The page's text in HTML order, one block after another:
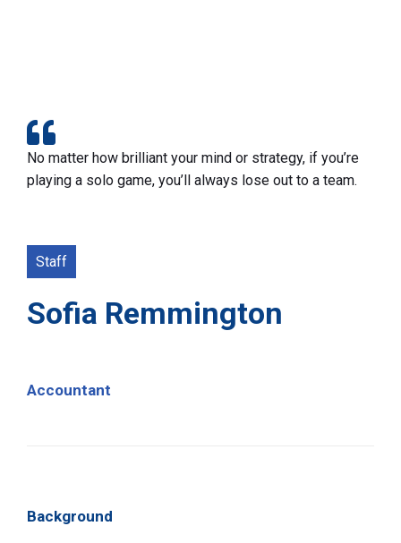
Staff
Sofia Remmington
Accountant
Background
No matter how brilliant your mind or strategy, if you’re
playing a solo game, you’ll always lose out to a team.